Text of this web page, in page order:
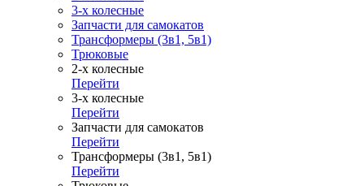
3-х колесные
Запчасти для самокатов
Трансформеры (3в1, 5в1)
Трюковые
2-х колесные
Перейти
3-х колесные
Перейти
Запчасти для самокатов
Перейти
Трансформеры (3в1, 5в1)
Перейти